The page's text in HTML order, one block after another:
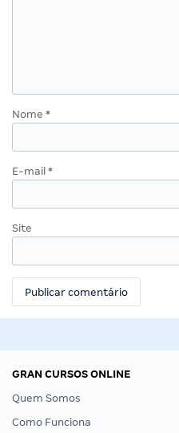
Nome *
E-mail *
Site
GRAN CURSOS ONLINE
Quem Somos
Como Funciona